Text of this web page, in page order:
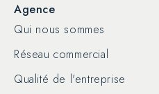
Agence
Qui nous sommes
Réseau commercial
Qualité de l'entreprise